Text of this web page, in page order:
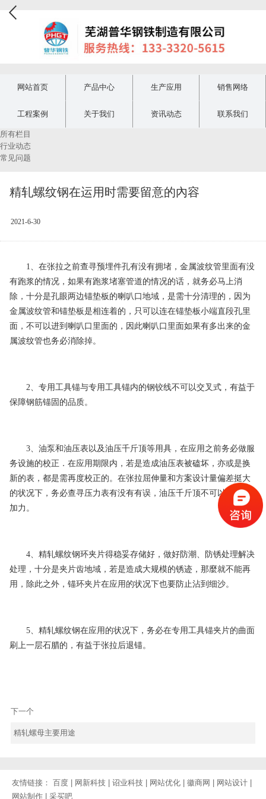
网站首页 产品中心 生产应用 销售网络
工程案例 关于我们 资讯动态 联系我们
所有栏目
行业动态
常见问题
精轧螺纹钢在运用时需要留意的內容
2021-6-30
1、在张拉之前查寻预埋件孔有没有拥堵，金属波纹管里面有没
有跑浆的情况，如果有跑浆堵塞管道的情况的话，就务必马上消
除，十分是孔眼两边锚垫板的喇叭口地域，是需十分清理的，因为
金属波纹管和锚垫板是相连着的，只可以连在锚垫板小端直段孔里
面，不可以进到喇叭口里面的，因此喇叭口里面如果有多出来的金
属波纹管也务必消除掉。
2、专用工具锚与专用工具锚内的钢铰线不可以交叉式，有益于
保障钢筋锚固的品质。
3、油泵和油压表以及油压千斤顶等用具，在应用之前务必做服
务设施的校正．在应用期限内，若是造成油压表被磕坏，亦或是换
新的表，都是需再度校正的。在张拉屈伸量和方案设计量偏差挺大
的状况下，务必查寻压力表有没有有误，油压千斤顶不可以空符合
加力。
4、精轧螺纹钢环夹片得稳妥存储好，做好防潮、防锈处理解决
处理，十分是夹片齿地域，若是造成大规模的锈迹，那麼就不能再
用，除此之外，锚环夹片在应用的状况下也要防止沾到细沙。
5、精轧螺纹钢在应用的状况下，务必在专用工具锚夹片的曲面
刷上一层石腊的，有益于张拉后退锚。
下一个
精轧螺母主要用途
友情链接： 百度 | 网新科技 | 诏业科技 | 网站优化 | 徽商网 | 网站设计 |
网站制作 | 采买吧